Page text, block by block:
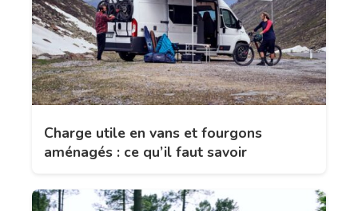
Charge utile en vans et fourgons
aménagés : ce qu’il faut savoir